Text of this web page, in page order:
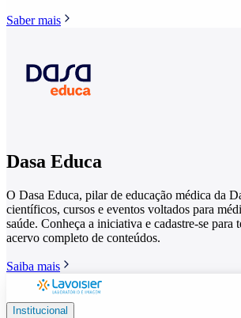
Saber mais
Dasa Educa
O Dasa Educa, pilar de educação médica da
científicos, cursos e eventos voltados para
saúde. Conheça a iniciativa e cadastre-se para
acervo completo de conteúdos.
Saiba mais
Institucional